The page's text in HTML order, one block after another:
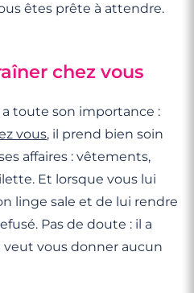
êtes prête à attendre.
chez vous
a toute son importance :
vous, il prend bien soin
affaires : vêtements,
Et lorsque vous lui
linge sale et de lui rendre
Pas de doute : il a
veut vous donner aucun